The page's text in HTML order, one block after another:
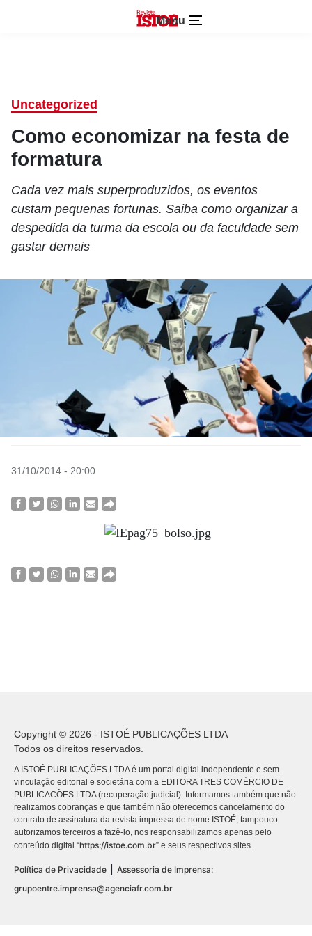
Menu
Uncategorized
Como economizar na festa de
formatura
Cada vez mais superproduzidos, os eventos
custam pequenas fortunas. Saiba como organizar a
despedida da turma da escola ou da faculdade sem
gastar demais
31/10/2014 - 20:00
Copyright © 2026 - ISTOÉ PUBLICAÇÕES LTDA
Todos os direitos reservados.
A ISTOÉ PUBLICAÇÕES LTDA é um portal digital independente e sem
vinculação editorial e societária com a EDITORA TRES COMÉRCIO DE
PUBLICACÕES LTDA (recuperação judicial). Informamos também que não
realizamos cobranças e que também não oferecemos cancelamento do
contrato de assinatura da revista impressa de nome ISTOÉ, tampouco
autorizamos terceiros a fazê-lo, nos responsabilizamos apenas pelo
conteúdo digital “https://istoe.com.br” e seus respectivos sites.
Política de Privacidade
Assessoria de Imprensa:
grupoentre.imprensa@agenciafr.com.br